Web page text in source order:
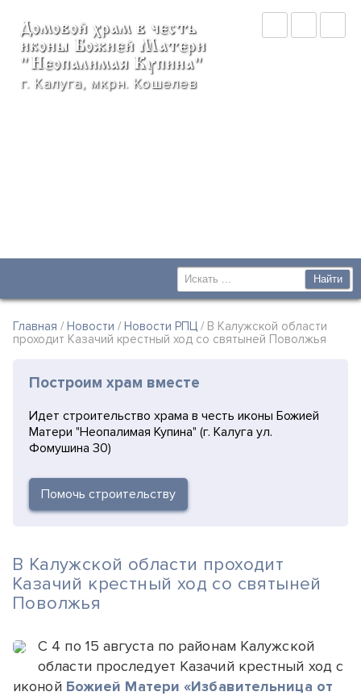
Домовой храм в честь
иконы Божией Матери
"Неопалимая Купина"
г. Калуга, мкрн. Кошелев
Главная /Новости /Новости РПЦ / В Калужской области
проходит Казачий крестный ход со святыней Поволжья
Построим храм вместе
Идет строительство храма в честь иконы Божией
Матери "Неопалимая Купина" (г. Калуга ул.
Фомушина 30)
Помочь строительству
В Калужской области проходит
Казачий крестный ход со святыней
Поволжья
С 4 по 15 августа по районам Калужской
области проследует Казачий крестный ход с
иконой Божией Матери «Избавительница от